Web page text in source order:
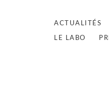
ACTUALITÉS
LE LABO